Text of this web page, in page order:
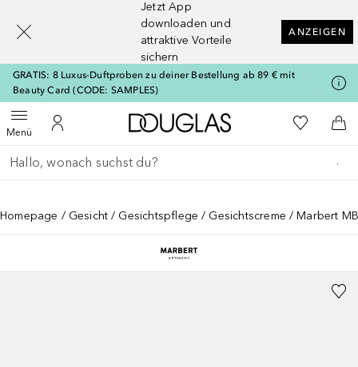
Jetzt App
downloaden und
attraktive Vorteile
sichern
ANZEIGEN
GRATIS: 8 Luxus-Duftproben zu deiner Bestellung ab 89 € mit
Beauty Card (CODE: SAMPLES)
MenüMenü öffnenZu Meinem Kundenkonto
Zur Douglas Startseite
Zu Meiner
Gehe zurück
Suche ausführen
Homepage Gesicht Gesichtspflege Gesichtscreme Marbert
[navigation.slideout.screenreader]